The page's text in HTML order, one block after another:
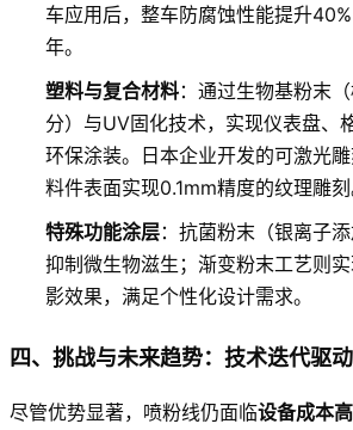
车应用后，整车防腐蚀性能提升
年。
塑料与复合材料：通过生物基粉末
分）与UV固化技术，实现仪表盘、
环保涂装。日本企业开发的可激光
料件表面实现0.1mm精度的纹理雕刻
特殊功能涂层：抗菌粉末（银离子
抑制微生物滋生；渐变粉末工艺则
影效果，满足个性化设计需求。
四、挑战与未来趋势：技术迭代驱
尽管优势显著，喷粉线仍面临设备成本